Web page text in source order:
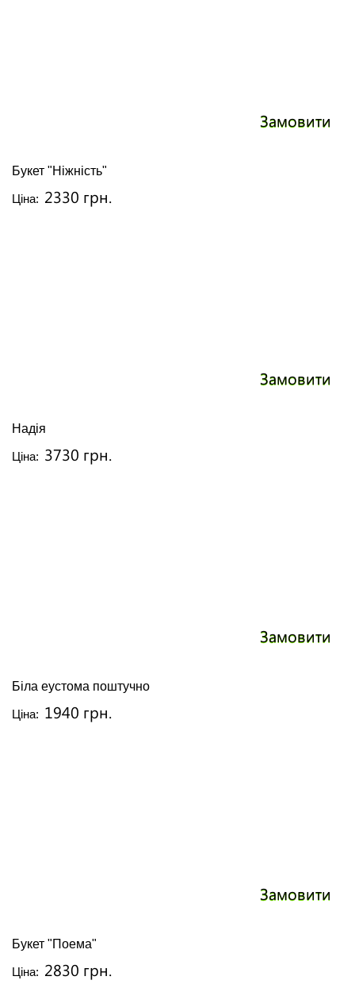
Замовити
Букет "Ніжність"
Ціна: 2330 грн.
Замовити
Надія
Ціна: 3730 грн.
Замовити
Біла еустома поштучно
Ціна: 1940 грн.
Замовити
Букет "Поема"
Ціна: 2830 грн.